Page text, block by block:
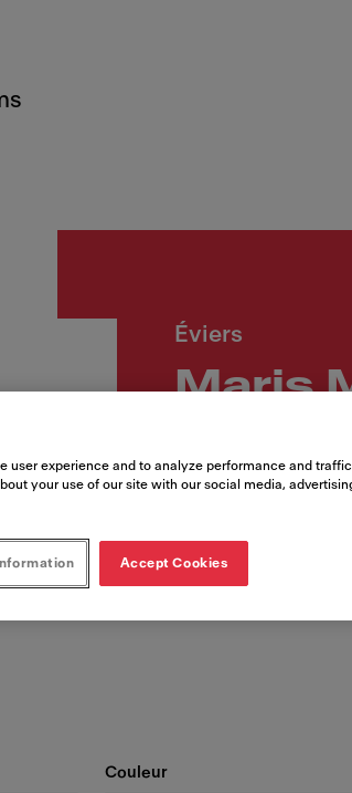
Éviers
Maris
135.0683.026
Couleur
user experience and to analyze performance and
your use of our site with our social media,
Accept Cookies